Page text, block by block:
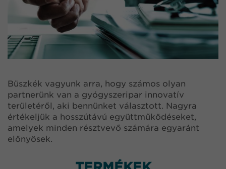
Büszkék vagyunk arra, hogy számos olyan
partnerünk van a gyógyszeripar innovatív
területéről, aki bennünket választott. Nagyra
értékeljük a hosszútávú együttműködéseket,
amelyek minden résztvevő számára egyaránt
előnyösek.